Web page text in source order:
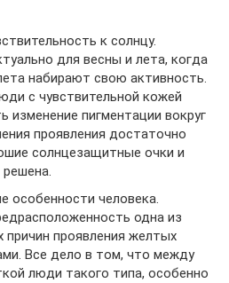
к солнцу.
для весны и лета, когда
набирают свою активность.
с чувствительной кожей
изменение пигментации вокруг
проявления достаточно
солнцезащитные очки и
особенности человека.
одна из
причин проявления желтых
Все дело в том, что между
люди такого типа, особенно